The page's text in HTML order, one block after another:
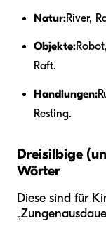
Natur:River,
Objekte:
Raft.
Handlungen:
Resting.
Dreisilbige
Wörter
Diese sind für